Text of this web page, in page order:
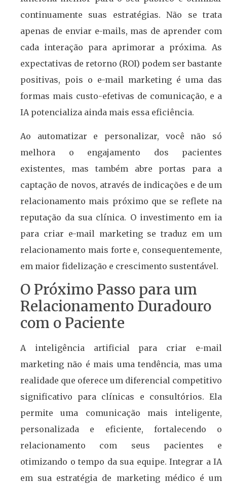
continuamente suas estratégias. Não se trata
apenas de enviar e-mails, mas de aprender com
cada interação para aprimorar a próxima. As
expectativas de retorno (ROI) podem ser bastante
positivas, pois o e-mail marketing é uma das
formas mais custo-efetivas de comunicação, e a
IA potencializa ainda mais essa eficiência.
Ao automatizar e personalizar, você não só
melhora o engajamento dos pacientes
existentes, mas também abre portas para a
captação de novos, através de indicações e de um
relacionamento mais próximo que se reflete na
reputação da sua clínica. O investimento em ia
para criar e-mail marketing se traduz em um
relacionamento mais forte e, consequentemente,
em maior fidelização e crescimento sustentável.
O Próximo Passo para um
Relacionamento Duradouro
com o Paciente
A inteligência artificial para criar e-mail
marketing não é mais uma tendência, mas uma
realidade que oferece um diferencial competitivo
significativo para clínicas e consultórios. Ela
permite uma comunicação mais inteligente,
personalizada e eficiente, fortalecendo o
relacionamento com seus pacientes e
otimizando o tempo da sua equipe. Integrar a IA
em sua estratégia de marketing médico é um